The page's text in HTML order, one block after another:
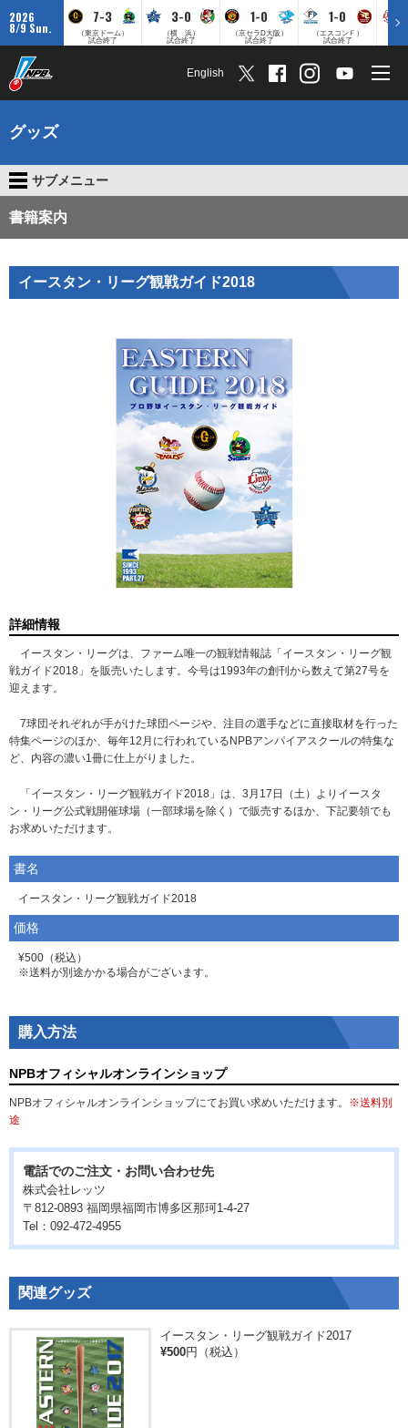
2026
8/9 Sun.
7-3
（東京ドーム）
試合終了
3-0
（横 浜）
試合終了
1-0
（京セラD大阪）
試合終了
1-0
（エスコンＦ）
試合終了
English
グッズ
サブメニュー
書籍案内
イースタン・リーグ観戦ガイド2018
詳細情報
イースタン・リーグは、ファーム唯一の観戦情報誌「イースタン・リーグ観
戦ガイド2018」を販売いたします。今号は1993年の創刊から数えて第27号を
迎えます。
7球団それぞれが手がけた球団ページや、注目の選手などに直接取材を行った
特集ページのほか、毎年12月に行われているNPBアンパイアスクールの特集な
ど、内容の濃い1冊に仕上がりました。
「イースタン・リーグ観戦ガイド2018」は、3月17日（土）よりイースタ
ン・リーグ公式戦開催球場（一部球場を除く）で販売するほか、下記要領でも
お求めいただけます。
書名
イースタン・リーグ観戦ガイド2018
価格
¥500（税込）
※送料が別途かかる場合がございます。
購入方法
NPBオフィシャルオンラインショップ
NPBオフィシャルオンラインショップにてお買い求めいただけます。 ※送料別
途
電話でのご注文・お問い合わせ先
株式会社レッツ
〒812-0893 福岡県福岡市博多区那珂1-4-27
Tel：092-472-4955
関連グッズ
イースタン・リーグ観戦ガイド2017
¥500円（税込）